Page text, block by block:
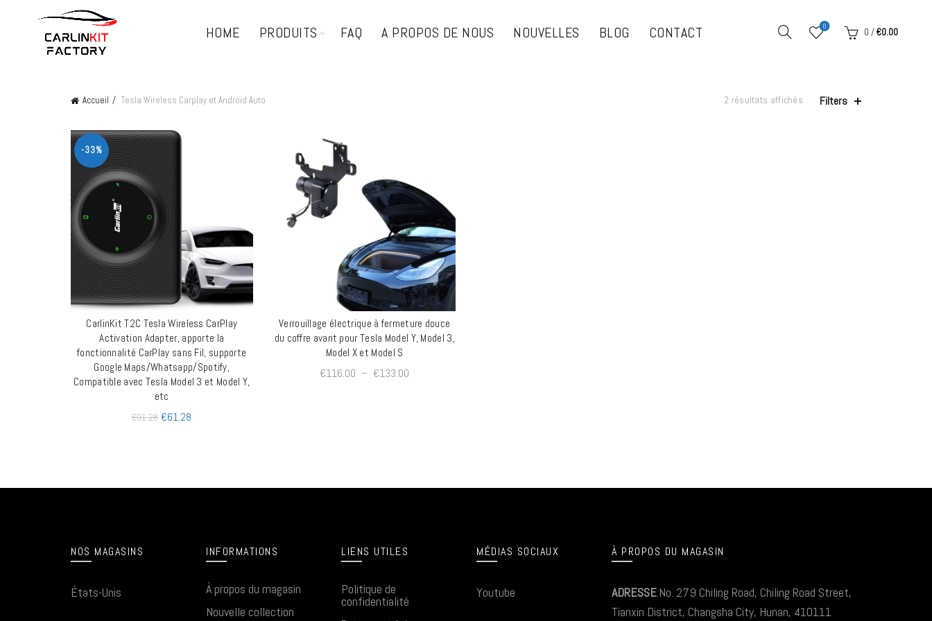
HOME PRODUITS FAQ A PROPOS DE NOUS NOUVELLES BLOG CONTACT 0
0 / €0.00
Accueil Tesla Wireless Carplay et Android Auto 2 résultats affichés Filters
-33%
AJOUTER AU PANIER
CarlinKit T2C Tesla Wireless CarPlay
Activation Adapter, apporte la
fonctionnalité CarPlay sans Fil, supporte
Google Maps/Whatsapp/Spotify,
Compatible avec Tesla Model 3 et Model Y,
etc
€91.28 €61.28
QUICK SHOP
Verrouillage électrique à fermeture douce
du coffre avant pour Tesla Model Y, Model 3,
Model X et Model S
€116.00 – €133.00
NOS MAGASINS
États-Unis
INFORMATIONS
À propos du magasin
Nouvelle collection
LIENS UTILES
Politique de
confidentialité
MÉDIAS SOCIAUX
Youtube
À PROPOS DU MAGASIN
ADRESSE:No. 279 Chiling Road, Chiling Road Street,
Tianxin District, Changsha City, Hunan, 410111